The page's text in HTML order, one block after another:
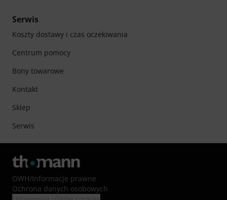
Serwis
Koszty dostawy i czas oczekiwania
Centrum pomocy
Bony towarowe
Kontakt
Sklep
Serwis
OWH/Informacje prawne
Ochrona danych osobowych